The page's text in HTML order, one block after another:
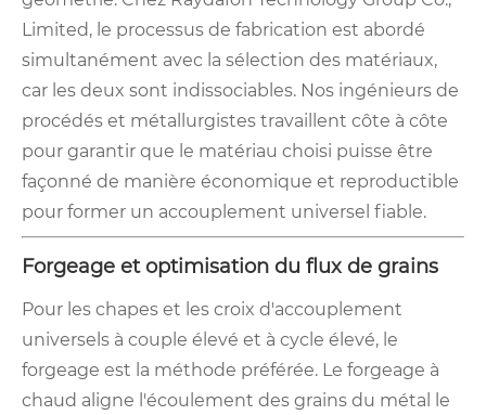
Limited, le processus de fabrication est abordé
simultanément avec la sélection des matériaux,
car les deux sont indissociables. Nos ingénieurs de
procédés et métallurgistes travaillent côte à côte
pour garantir que le matériau choisi puisse être
façonné de manière économique et reproductible
pour former un accouplement universel fiable.
Forgeage et optimisation du flux de grains
Pour les chapes et les croix d'accouplement
universels à couple élevé et à cycle élevé, le
forgeage est la méthode préférée. Le forgeage à
chaud aligne l'écoulement des grains du métal le